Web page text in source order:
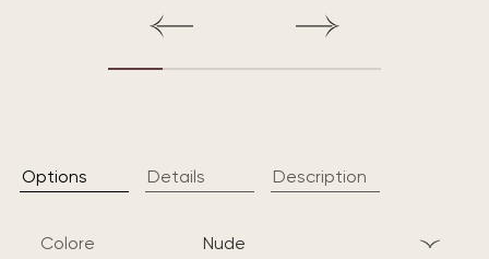
Options Details Description
Colore
nude